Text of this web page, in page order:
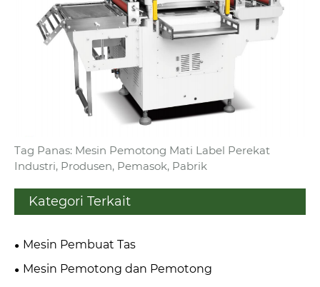
Tag Panas: Mesin Pemotong Mati Label Perekat
Industri, Produsen, Pemasok, Pabrik
Kategori Terkait
Mesin Pembuat Tas
Mesin Pemotong dan Pemotong